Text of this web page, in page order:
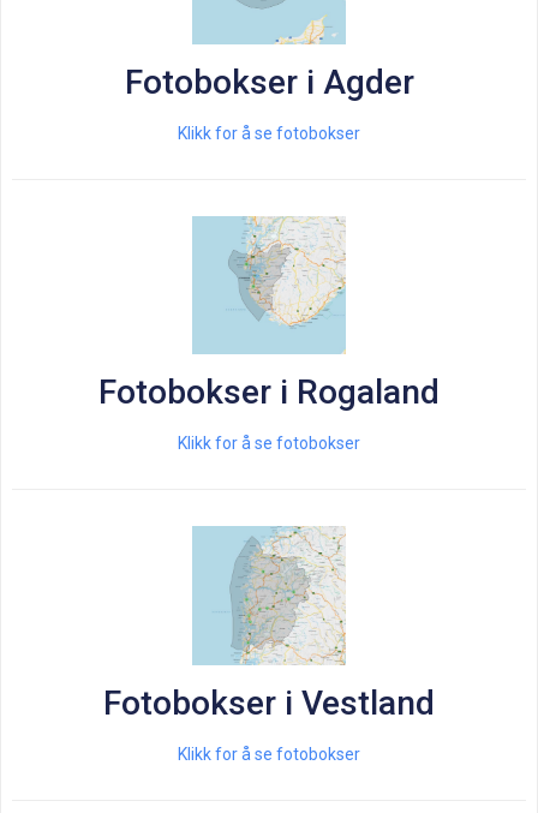
Fotobokser i Agder
Klikk for å se fotobokser
Fotobokser i Rogaland
Klikk for å se fotobokser
Fotobokser i Vestland
Klikk for å se fotobokser